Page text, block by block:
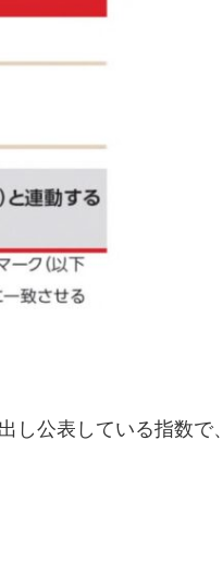
し公表している指数で、